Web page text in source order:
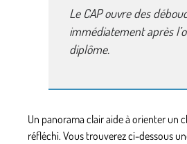
Le CAP ouvre des
immédiatement après
diplôme.
Un panorama clair aide à orienter un
réfléchi. Vous trouverez ci-dessous